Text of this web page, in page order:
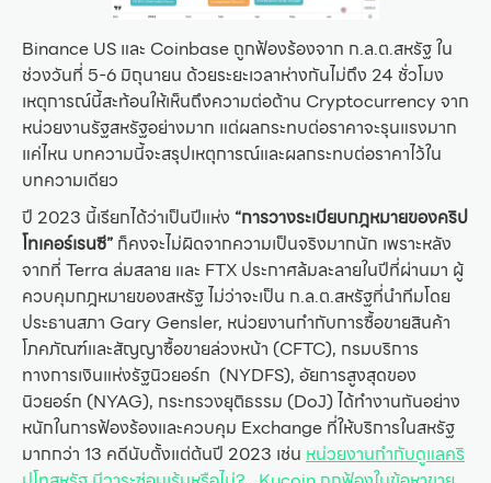
Binance US และ Coinbase ถูกฟ้องร้องจาก ก.ล.ต.สหรัฐ ใน
ช่วงวันที่ 5-6 มิถุนายน ด้วยระยะเวลาห่างกันไม่ถึง 24 ชั่วโมง
เหตุการณ์นี้สะท้อนให้เห็นถึงความต่อต้าน Cryptocurrency จาก
หน่วยงานรัฐสหรัฐอย่างมาก แต่ผลกระทบต่อราคาจะรุนแรงมาก
แค่ไหน บทความนี้จะสรุปเหตุการณ์และผลกระทบต่อราคาไว้ใน
บทความเดียว
ปี 2023 นี้เรียกได้ว่าเป็นปีแห่ง “การวางระเบียบกฎหมายของคริป
โทเคอร์เรนซี” ก็คงจะไม่ผิดจากความเป็นจริงมากนัก เพราะหลัง
จากที่ Terra ล่มสลาย และ FTX ประกาศล้มละลายในปีที่ผ่านมา ผู้
ควบคุมกฎหมายของสหรัฐ ไม่ว่าจะเป็น ก.ล.ต.สหรัฐที่นำทีมโดย
ประธานสภา Gary Gensler, หน่วยงานกำกับการซื้อขายสินค้า
โภคภัณฑ์และสัญญาซื้อขายล่วงหน้า (CFTC), กรมบริการ
ทางการเงินแห่งรัฐนิวยอร์ก (NYDFS), อัยการสูงสุดของ
นิวยอร์ก (NYAG), กระทรวงยุติธรรม (DoJ) ได้ทำงานกันอย่าง
หนักในการฟ้องร้องและควบคุม Exchange ที่ให้บริการในสหรัฐ
มากกว่า 13 คดีนับตั้งแต่ต้นปี 2023 เช่น หน่วยงานกำกับดูแลคริ